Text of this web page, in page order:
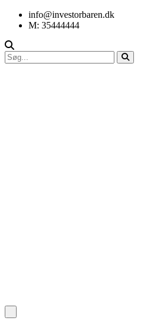
info@investorbaren.dk
M: 35444444